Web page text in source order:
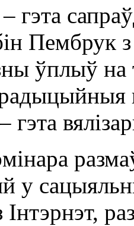
гэта
Пембрук
ўплыў на
гэта
у